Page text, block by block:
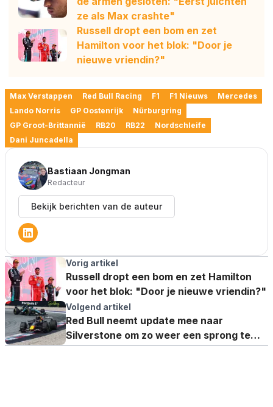
ze als Max crashte"
Russell dropt een bom en zet
Hamilton voor het blok: "Door je
nieuwe vriendin?"
Max Verstappen Red Bull Racing F1 F1 Nieuws
Mercedes
Lando Norris
GP Oostenrijk
Nürburgring
GP Groot-Brittannië
RB20 RB22
Nordschleife
Dani Juncadella
Bastiaan Jongman
Redacteur
Bekijk berichten van de auteur
Vorig artikel
Russell dropt een bom en zet Hamilton
voor het blok: "Door je nieuwe vriendin?"
Volgend artikel
Red Bull neemt update mee naar
Silverstone om zo weer een sprong te
maken